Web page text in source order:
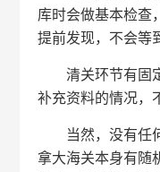
库时会做基本检查
提前发现，不会等
清关环节有固定
补充资料的情况，
当然，没有任何
拿大海关本身有随